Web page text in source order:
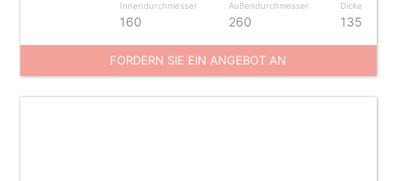
Innendurchmesser
160
Außendurchmesser
260
Dicke
135
FORDERN SIE EIN ANGEBOT AN